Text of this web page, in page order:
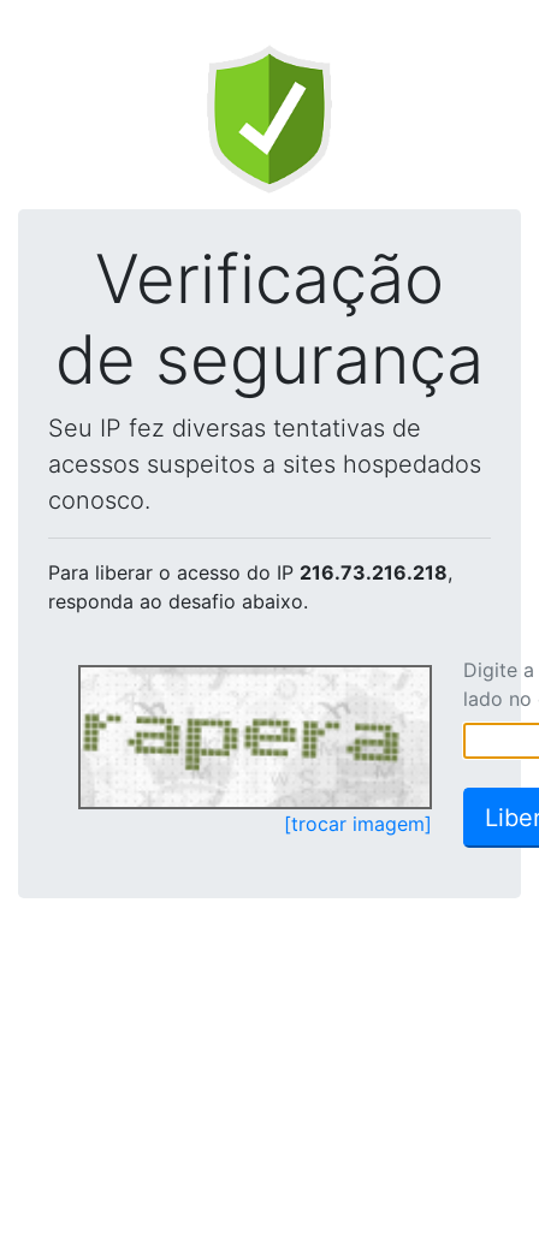
Verificação
de segurança
Seu IP fez diversas tentativas de
acessos suspeitos a sites hospedados
conosco.
Para liberar o acesso do IP 216.73.216.218,
responda ao desafio abaixo.
[trocar imagem]
Digite
lado no